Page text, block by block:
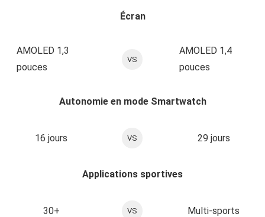
Écran
AMOLED 1,3
pouces
VS
AMOLED 1,4
pouces
Autonomie en mode Smartwatch
16 jours VS 29 jours
Applications sportives
30+ VS Multi-sports